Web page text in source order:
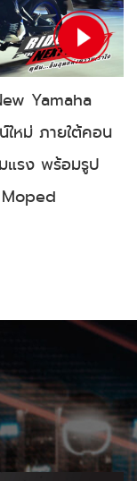
Yamaha
ใหม่ ภายใต้คอน
แรง พร้อมรูป
Moped